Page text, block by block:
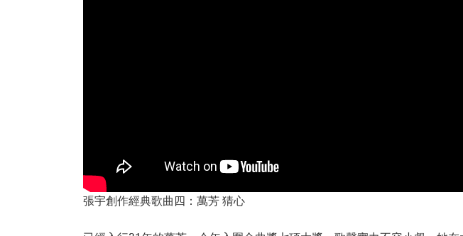
張宇創作經典歌曲四：萬芳 猜心